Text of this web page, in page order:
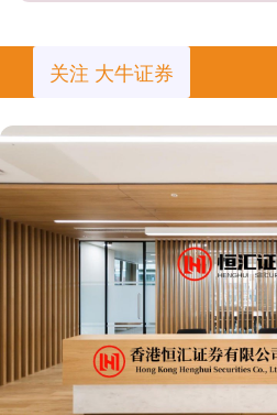
关注 大牛证券